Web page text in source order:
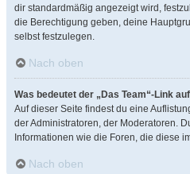
dir standardmäßig angezeigt wird,
die Berechtigung geben, deine
selbst festzulegen.
Nach oben
Was bedeutet der „Das Team“-Link
Auf dieser Seite findest du eine
der Administratoren, der Moderatoren.
Informationen wie die Foren, die diese
Nach oben